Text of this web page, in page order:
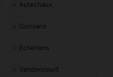
Autechaux
Gonsans
Échenans
Vandoncourt